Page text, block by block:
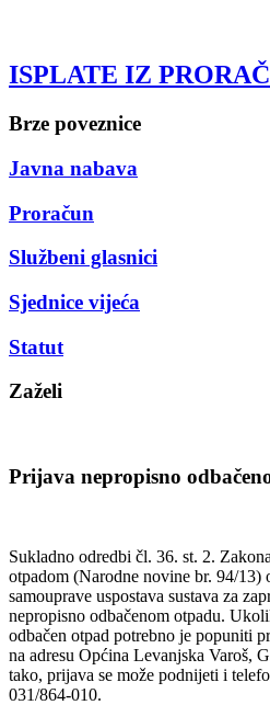
ISPLATE IZ
Brze poveznice
Javna nabava
Proračun
Službeni glasnici
Sjednice vijeća
Statut
Zaželi
Prijava nepropisno
Sukladno odredbi čl. 36. st. 2.
otpadom (Narodne novine br. 94/13)
samouprave uspostava sustava za
nepropisno odbačenom otpadu.
odbačen otpad potrebno je popuniti
na adresu Općina Levanjska Varoš,
tako, prijava se može podnijeti i
031/864-010.